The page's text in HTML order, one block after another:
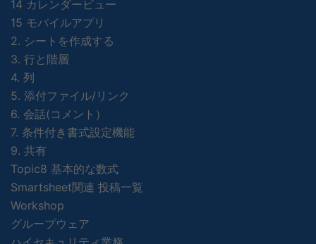
14 カレンダービュー
15 モバイルアプリ
2. シートを作成する
3. 行と階層
4. 列
5. 添付ファイル/リンク
6. 会話(コメント）
7. 条件付き書式設定機能
9. 共有
Topic8 基本的な数式
Smartsheet関連 投稿一覧
Workshop
グループウェア